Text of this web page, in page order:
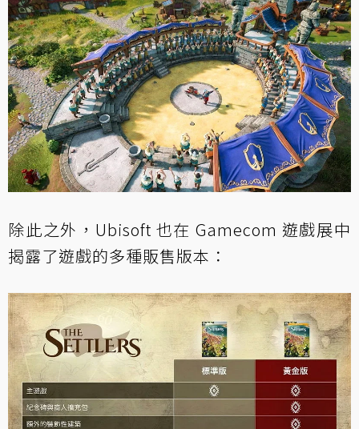
除此之外，Ubisoft 也在 Gamecom 遊戲展中
揭露了遊戲的多種販售版本：